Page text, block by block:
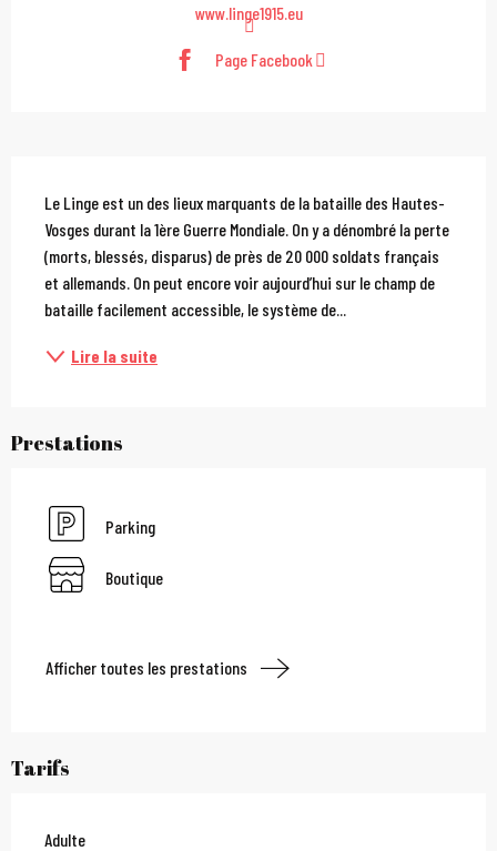
www.linge1915.eu
Page Facebook
Description
Le Linge est un des lieux marquants de la bataille des Hautes-
Vosges durant la 1ère Guerre Mondiale. On y a dénombré la perte
(morts, blessés, disparus) de près de 20 000 soldats français
et allemands. On peut encore voir aujourd’hui sur le champ de
bataille facilement accessible, le système de...
Lire la suite
Prestations
Parking
Boutique
Afficher toutes les prestations
Tarifs
Adulte